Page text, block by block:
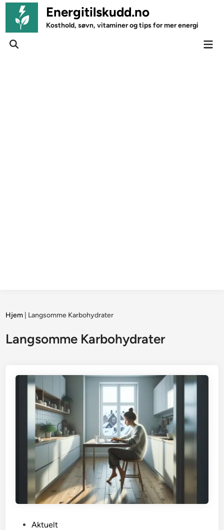
Skip
content
Energitilskudd.no
Kosthold, søvn, vitaminer og tips for mer energi
Open
Hjem Langsomme Karbohydrater
Langsomme Karbohydrater
Aktuelt